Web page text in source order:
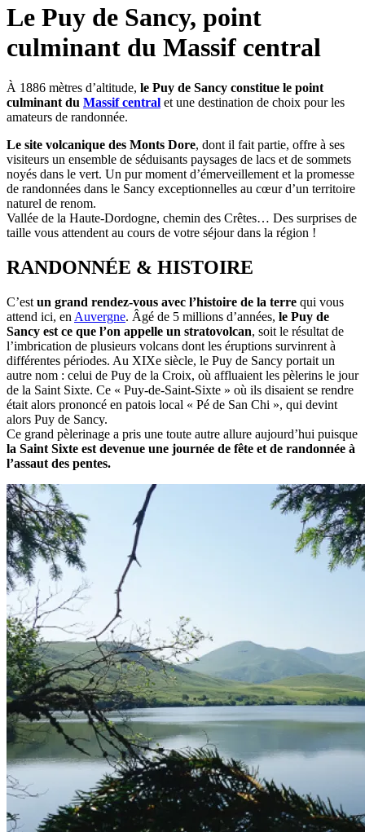
Le Puy de Sancy, point
culminant du Massif central
À 1886 mètres d’altitude, le Puy de Sancy constitue le point
culminant du Massif central et une destination de choix pour les
amateurs de randonnée.
Le site volcanique des Monts Dore, dont il fait partie, offre à ses
visiteurs un ensemble de séduisants paysages de lacs et de sommets
noyés dans le vert. Un pur moment d’émerveillement et la promesse
de randonnées dans le Sancy exceptionnelles au cœur d’un territoire
naturel de renom.
Vallée de la Haute-Dordogne, chemin des Crêtes… Des surprises de
taille vous attendent au cours de votre séjour dans la région !
RANDONNÉE & HISTOIRE
C’est un grand rendez-vous avec l’histoire de la terre qui vous
attend ici, en Auvergne. Âgé de 5 millions d’années, le Puy de
Sancy est ce que l’on appelle un stratovolcan, soit le résultat de
l’imbrication de plusieurs volcans dont les éruptions survinrent à
différentes périodes. Au XIXe siècle, le Puy de Sancy portait un
autre nom : celui de Puy de la Croix, où affluaient les pèlerins le jour
de la Saint Sixte. Ce « Puy-de-Saint-Sixte » où ils disaient se rendre
était alors prononcé en patois local « Pé de San Chi », qui devint
alors Puy de Sancy.
Ce grand pèlerinage a pris une toute autre allure aujourd’hui puisque
la Saint Sixte est devenue une journée de fête et de randonnée à
l’assaut des pentes.